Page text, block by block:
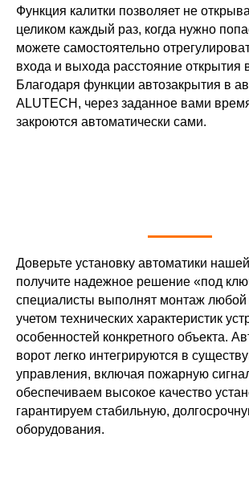
Функция калитки позволяет не
целиком каждый раз, когда нужно
можете самостоятельно
входа и выхода расстояние открытия
Благодаря функции автозакрытия в
ALUTECH, через заданное вами
закроются автоматически сами.
Доверьте установку автоматики
получите надежное решение «под
специалисты выполнят монтаж любой
учетом технических характеристик
особенностей конкретного объекта.
ворот легко интегрируются в
управления, включая пожарную
обеспечиваем высокое качество
гарантируем стабильную,
оборудования.